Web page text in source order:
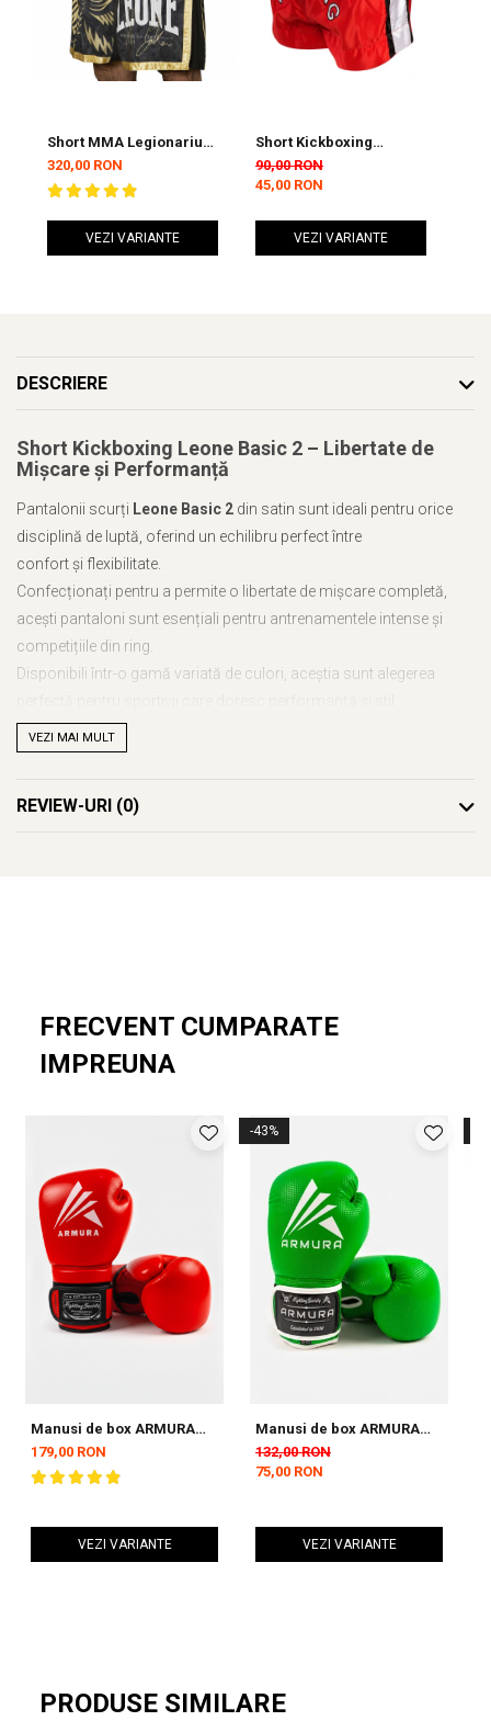
Short MMA Legionarius
II Leone Negru
320,00 RON
VEZI VARIANTE
Short Kickboxing
ARMURA Diamond Rosu
90,00 RON
45,00 RON
VEZI VARIANTE
DESCRIERE
Short Kickboxing Leone Basic 2 – Libertate de
Mișcare și Performanță
Pantalonii scurți Leone Basic 2 din satin sunt ideali pentru orice
disciplină de luptă, oferind un echilibru perfect între
confort și flexibilitate.
Confecționați pentru a permite o libertate de mișcare completă,
acești pantaloni sunt esențiali pentru antrenamentele intense și
competițiile din ring.
Disponibili într-o gamă variată de culori, aceștia sunt alegerea
📌Detalii tehnice:
✔Culoare:Disponibil în diferite culori
VEZI MAI MULT
REVIEW-URI (0)
FRECVENT CUMPARATE
IMPREUNA
Manusi de box ARMURA
Fanaticus 4.0 Rosii
179,00 RON
VEZI VARIANTE
-43%
Manusi de box ARMURA
Decurion 5.0 Verzi
132,00 RON
75,00 RON
VEZI VARIANTE
PRODUSE SIMILARE